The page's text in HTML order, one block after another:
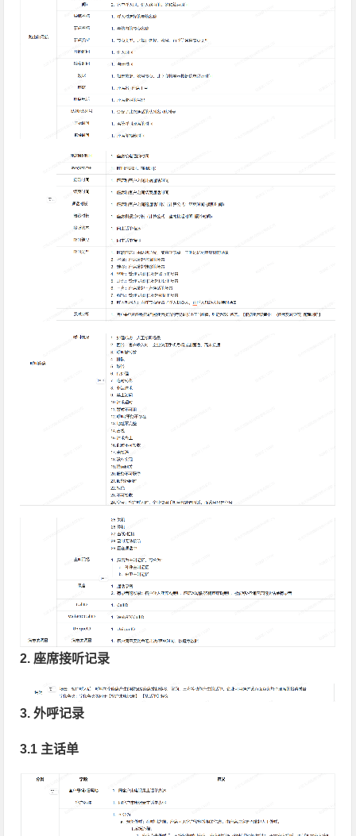
2. 座席接听记录
3. 外呼记录
3.1 主话单